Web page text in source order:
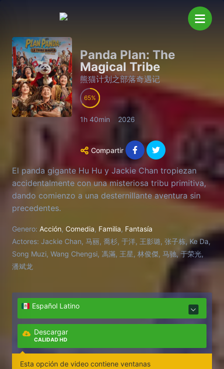
Panda Plan: The
Magical Tribe
熊猫计划之部落奇遇记
65
1h 40min 2026
Compartir
El panda gigante Hu Hu y Jackie Chan tropiezan
accidentalmente con una misteriosa tribu primitiva,
dando comienzo a una desternillante aventura sin
precedentes.
Genero: Acción, Comedia, Familia, Fantasía
Actores: Jackie Chan, 马丽, 喬杉, 于洋, 王影璐, 张子栋, Ke Da,
Song Muzi, Wang Chengsi, 馮滿, 王星, 林俊傑, 马驰, 于荣光,
潘斌龙
Español Latino
Descargar
CALIDAD HD
Esta opción de video contiene ventanas